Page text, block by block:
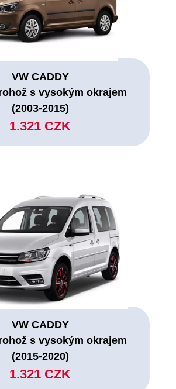
VW CADDY
s vysokým okrajem
(2003-2015)
1.321 CZK
VW CADDY
s vysokým okrajem
(2015-2020)
1.321 CZK